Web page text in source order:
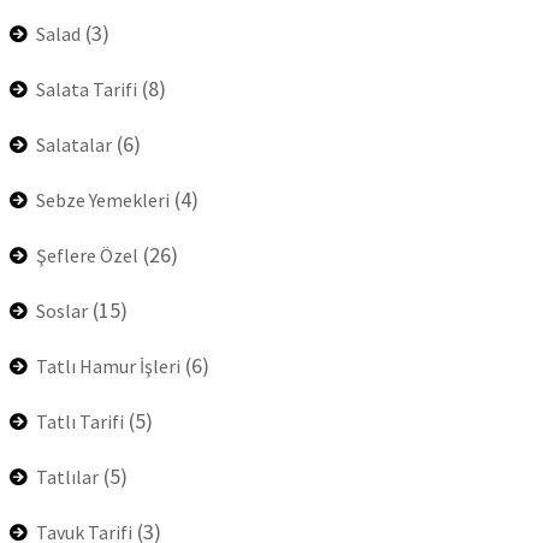
Salad (3)
Salata Tarifi (8)
Salatalar (6)
Sebze Yemekleri (4)
Şeflere Özel (26)
Soslar (15)
Tatlı Hamur İşleri (6)
Tatlı Tarifi (5)
Tatlılar (5)
Tavuk Tarifi (3)